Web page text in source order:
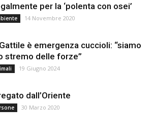
per la ‘polenta con osei’
14 Novembre 2020
è emergenza cuccioli: “siamo
stremo delle forze”
19 Giugno 2024
dall’Oriente
30 Marzo 2020